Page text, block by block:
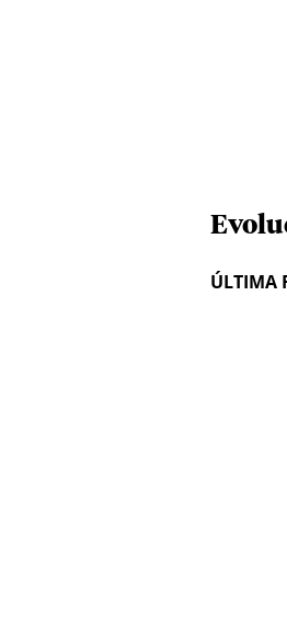
ÚLTIMA